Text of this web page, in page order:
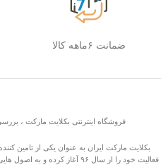
ضمانت ۶ماهه کالا
فروشگاه اینترنتی بکلایت مارکت ،
بکلایت مارکت ایران به عنوان یکی از تامین